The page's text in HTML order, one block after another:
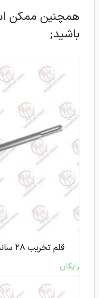
همچنین ممکن
باشید;
قلم تخریب ۲۸ سانت پنج شیار نوک پهن
رایگان